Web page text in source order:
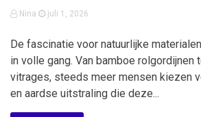
Nina juli 1, 2026
De fascinatie voor natuurlijke
in volle gang. Van bamboe rolgordijnen
vitrages, steeds meer mensen kiezen
en aardse uitstraling die deze...